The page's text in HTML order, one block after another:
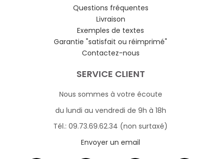
Questions fréquentes
Livraison
Exemples de textes
Garantie "satisfait ou réimprimé"
Contactez-nous
SERVICE CLIENT
Nous sommes à votre écoute
du lundi au vendredi de 9h à 18h
Tél.: 09.73.69.62.34 (non surtaxé)
Envoyer un email